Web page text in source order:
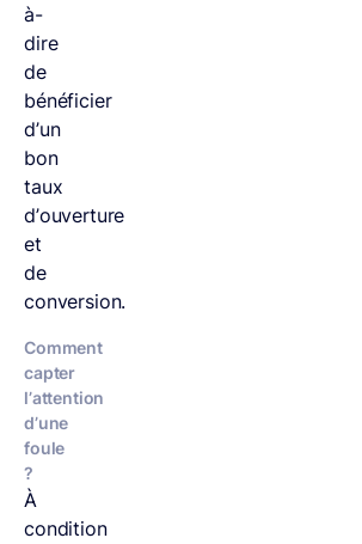
à-
dire
de
bénéficier
d’un
bon
taux
d’ouverture
et
de
conversion.
Comment
capter
l’attention
d’une
foule
?
À
condition